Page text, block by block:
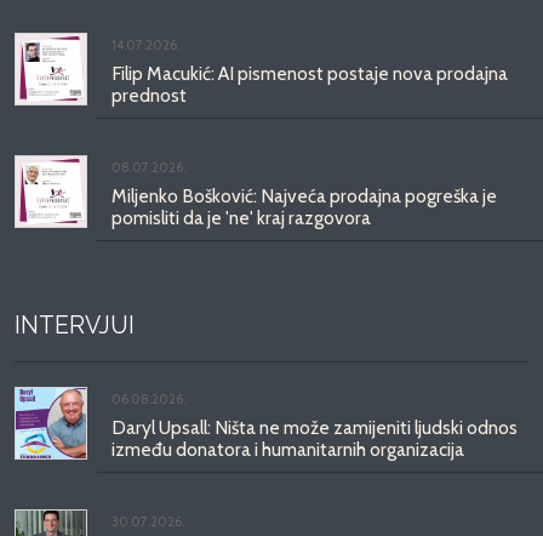
14.07.2026.
Filip Macukić: AI pismenost postaje nova prodajna
prednost
08.07.2026.
Miljenko Bošković: Najveća prodajna pogreška je
pomisliti da je 'ne' kraj razgovora
INTERVJUI
06.08.2026.
Daryl Upsall: Ništa ne može zamijeniti ljudski odnos
između donatora i humanitarnih organizacija
30.07.2026.